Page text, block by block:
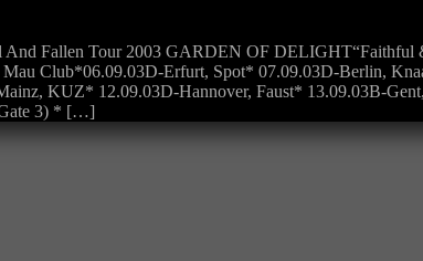
Fallen Tour 2003 GARDEN OF DELIGHT“Faithful
Mau Club*06.09.03D-Erfurt, Spot* 07.09.03D-Berlin,
KUZ* 12.09.03D-Hannover, Faust* 13.09.03B-
Gate 3) * […]